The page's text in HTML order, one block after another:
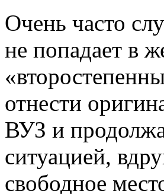
Очень часто
не попадает в
отнести
ВУЗ и
ситуацией,
свободное